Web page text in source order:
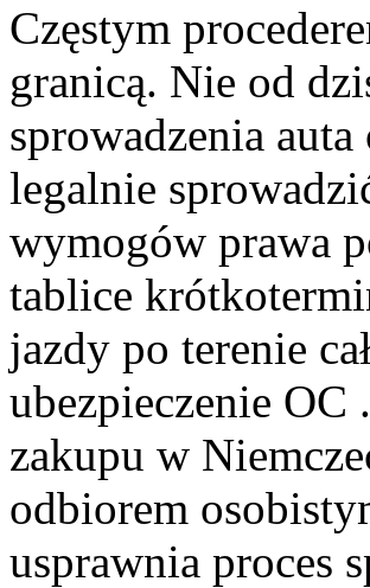
Częstym
granicą. Nie od
sprowadzenia
legalnie
wymogów prawa
tablice
jazdy po terenie
ubezpieczenie OC
zakupu w
odbiorem
usprawnia proces